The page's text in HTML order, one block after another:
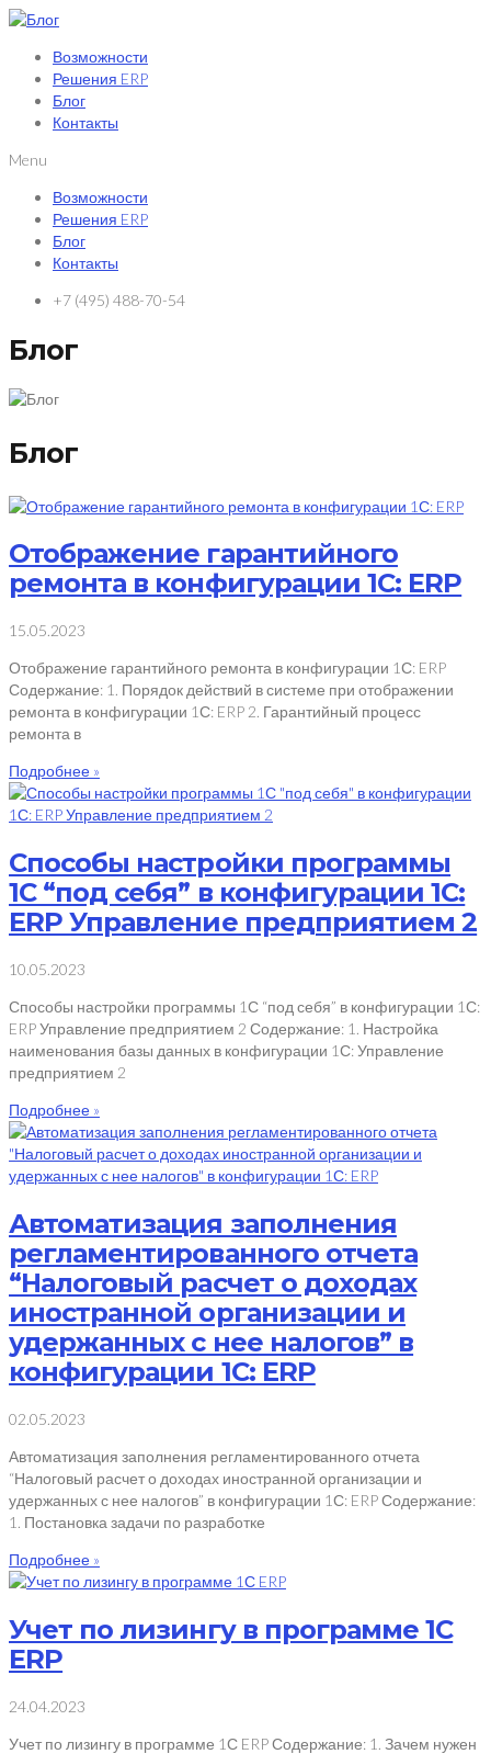
Возможности
Решения ERP
Блог
Контакты
Menu
Возможности
Решения ERP
Блог
Контакты
+7 (495) 488-70-54
Блог
Блог
Отображение гарантийного
ремонта в конфигурации 1С: ERP
15.05.2023
Отображение гарантийного ремонта в конфигурации 1С: ERP
Содержание: 1. Порядок действий в системе при отображении
ремонта в конфигурации 1С: ERP 2. Гарантийный процесс
ремонта в
Подробнее »
Способы настройки программы
1С “под себя” в конфигурации 1С:
ERP Управление предприятием 2
10.05.2023
Способы настройки программы 1С “под себя” в конфигурации 1С:
ERP Управление предприятием 2 Содержание: 1. Настройка
наименования базы данных в конфигурации 1С: Управление
предприятием 2
Подробнее »
Автоматизация заполнения
регламентированного отчета
“Налоговый расчет о доходах
иностранной организации и
удержанных с нее налогов” в
конфигурации 1С: ERP
02.05.2023
Автоматизация заполнения регламентированного отчета
“Налоговый расчет о доходах иностранной организации и
удержанных с нее налогов” в конфигурации 1С: ERP Содержание:
1. Постановка задачи по разработке
Подробнее »
Учет по лизингу в программе 1С
ERP
24.04.2023
Учет по лизингу в программе 1С ERP Содержание: 1. Зачем нужен